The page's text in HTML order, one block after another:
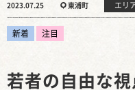
2023.07.25 東浦町 エリ
新着 注目
若者の自由な視